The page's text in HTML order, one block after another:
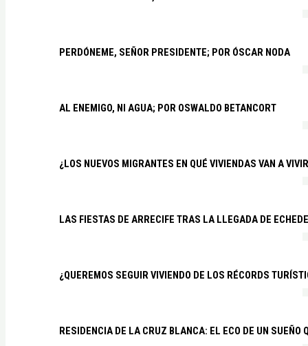
PERDÓNEME, SEÑOR PRESIDENTE; POR ÓSCAR NODA
AL ENEMIGO, NI AGUA; POR OSWALDO BETANCORT
¿LOS NUEVOS MIGRANTES EN QUÉ VIVIENDAS VAN A
LAS FIESTAS DE ARRECIFE TRAS LA LLEGADA DE
¿QUEREMOS SEGUIR VIVIENDO DE LOS RÉCORDS
RESIDENCIA DE LA CRUZ BLANCA: EL ECO DE UN SUEÑO